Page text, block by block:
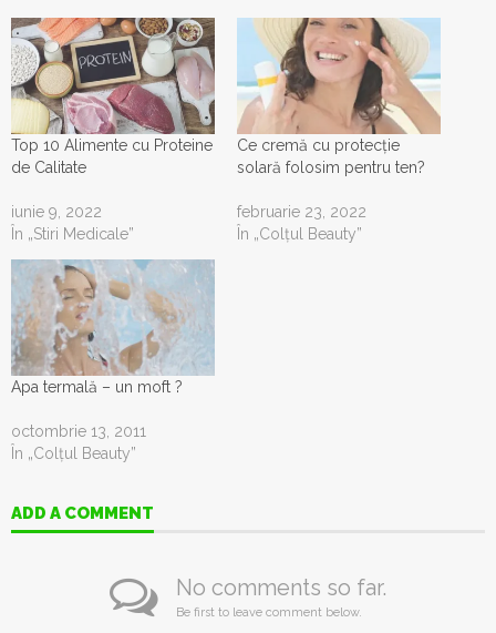
Top 10 Alimente cu Proteine
de Calitate
iunie 9, 2022
În „Stiri Medicale”
Ce cremă cu protecție
solară folosim pentru ten?
februarie 23, 2022
În „Colţul Beauty”
Apa termală – un moft ?
octombrie 13, 2011
În „Colţul Beauty”
ADD A COMMENT
No comments so far.
Be first to leave comment below.